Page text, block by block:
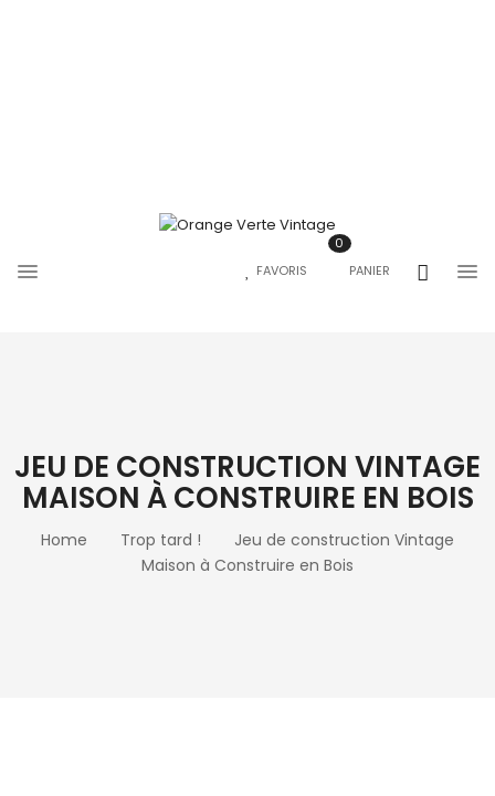
FAVORIS PANIER
0
JEU DE CONSTRUCTION VINTAGE
MAISON À CONSTRUIRE EN BOIS
Home Trop tard !
Jeu de construction Vintage
Maison à Construire en Bois